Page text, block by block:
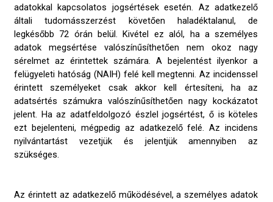
adatokkal kapcsolatos jogsértések esetén. Az adatkezelő
általi tudomásszerzést követően haladéktalanul, de
legkésőbb 72 órán belül. Kivétel ez alól, ha a személyes
adatok megsértése valószínűsíthetően nem okoz nagy
sérelmet az érintettek számára. A bejelentést ilyenkor a
felügyeleti hatóság (NAIH) felé kell megtenni. Az incidenssel
érintett személyeket csak akkor kell értesíteni, ha az
adatsértés számukra valószínűsíthetően nagy kockázatot
jelent. Ha az adatfeldolgozó észlel jogsértést, ő is köteles
ezt bejelenteni, mégpedig az adatkezelő felé. Az incidens
nyilvántartást vezetjük és jelentjük amennyiben az
szükséges.
Az érintett az adatkezelő működésével, a személyes adatok